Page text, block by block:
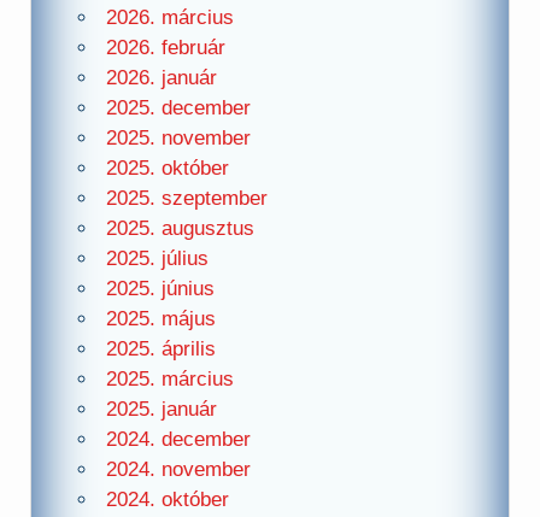
2026. március
2026. február
2026. január
2025. december
2025. november
2025. október
2025. szeptember
2025. augusztus
2025. július
2025. június
2025. május
2025. április
2025. március
2025. január
2024. december
2024. november
2024. október